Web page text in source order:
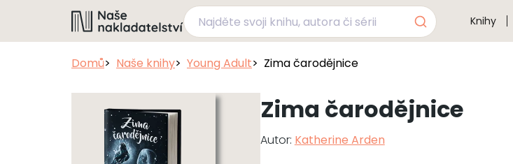
Knihy
Domů Naše knihy Young Adult Zima čarodějnice
Zima čarodějnice
Autor: Katherine Arden